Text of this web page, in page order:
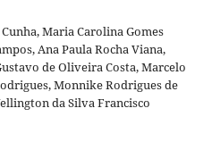
Maria Carolina Gomes
Ana Paula Rocha Viana,
de Oliveira Costa, Marcelo
Monnike Rodrigues de
da Silva Francisco